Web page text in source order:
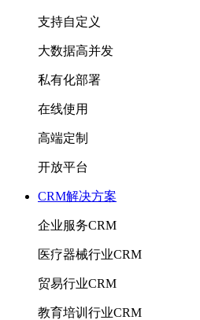
支持自定义
大数据高并发
私有化部署
在线使用
高端定制
开放平台
CRM解决方案
企业服务CRM
医疗器械行业CRM
贸易行业CRM
教育培训行业CRM